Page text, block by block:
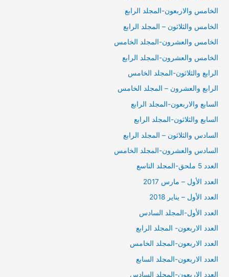
الخامس والاربعون-المجلد الرابع
الخامس والثلاثون – المجلد الرابع
الخامس والعشرون-المجلد الخامس
الخامس والعشرون-المجلد الرابع
الرابع والثلاثون-المجلد الخامس
الرابع والعشرون – المجلد الخامس
السابع والاربعون-المجلد الرابع
السابع والثلاثون-المجلد الرابع
السادس والثلاثون – المجلد الرابع
السادس والعشرون-المجلد الخامس
العدد 5 ملحق-المجلد التاسع
العدد الأول – مارس 2017
العدد الأول – يناير 2018
العدد الأول-المجلد السادس
العدد الاربعون- المجلد الرابع
العدد الاربعون-المجلد الخامس
العدد الاربعون-المجلد السابع
العدد الاربعون-المجلد السادس